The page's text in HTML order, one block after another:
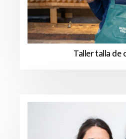
Taller talla de